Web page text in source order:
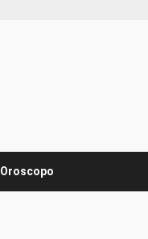
Oroscopo